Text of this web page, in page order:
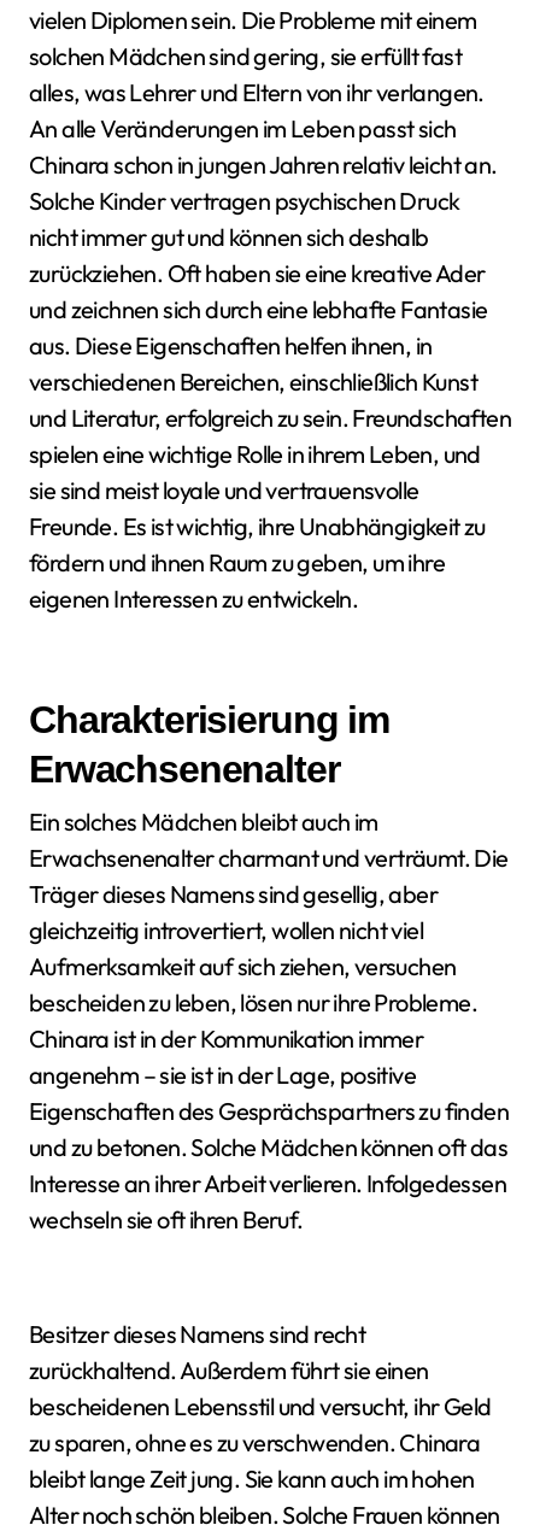
vielen Diplomen sein. Die Probleme mit einem
solchen Mädchen sind gering, sie erfüllt fast
alles, was Lehrer und Eltern von ihr verlangen.
An alle Veränderungen im Leben passt sich
Chinara schon in jungen Jahren relativ leicht an.
Solche Kinder vertragen psychischen Druck
nicht immer gut und können sich deshalb
zurückziehen. Oft haben sie eine kreative Ader
und zeichnen sich durch eine lebhafte Fantasie
aus. Diese Eigenschaften helfen ihnen, in
verschiedenen Bereichen, einschließlich Kunst
und Literatur, erfolgreich zu sein. Freundschaften
spielen eine wichtige Rolle in ihrem Leben, und
sie sind meist loyale und vertrauensvolle
Freunde. Es ist wichtig, ihre Unabhängigkeit zu
fördern und ihnen Raum zu geben, um ihre
eigenen Interessen zu entwickeln.
Charakterisierung im
Erwachsenenalter
Ein solches Mädchen bleibt auch im
Erwachsenenalter charmant und verträumt. Die
Träger dieses Namens sind gesellig, aber
gleichzeitig introvertiert, wollen nicht viel
Aufmerksamkeit auf sich ziehen, versuchen
bescheiden zu leben, lösen nur ihre Probleme.
Chinara ist in der Kommunikation immer
angenehm – sie ist in der Lage, positive
Eigenschaften des Gesprächspartners zu finden
und zu betonen. Solche Mädchen können oft das
Interesse an ihrer Arbeit verlieren. Infolgedessen
wechseln sie oft ihren Beruf.
Besitzer dieses Namens sind recht
zurückhaltend. Außerdem führt sie einen
bescheidenen Lebensstil und versucht, ihr Geld
zu sparen, ohne es zu verschwenden. Chinara
bleibt lange Zeit jung. Sie kann auch im hohen
Alter noch schön bleiben. Solche Frauen können